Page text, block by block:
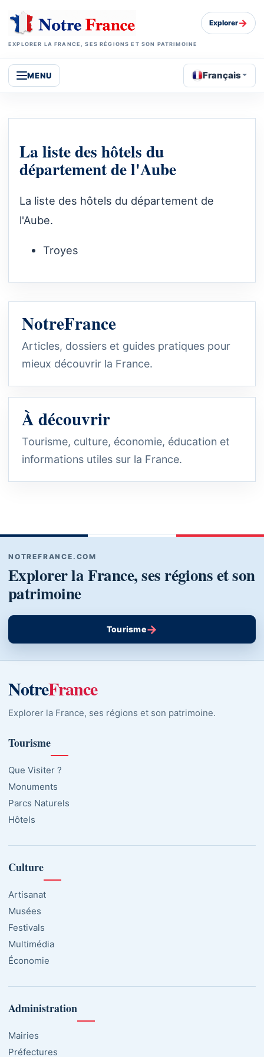
EXPLORER LA FRANCE, SES RÉGIONS ET SON PATRIMOINE
Explorer→
MENU Français
La liste des hôtels du
département de l'Aube
La liste des hôtels du département de
l'Aube.
Troyes
NotreFrance
Articles, dossiers et guides pratiques pour
mieux découvrir la France.
À découvrir
Tourisme, culture, économie, éducation et
informations utiles sur la France.
NOTREFRANCE.COM
Explorer la France, ses régions et son
patrimoine
Tourisme→
NotreFrance
Explorer la France, ses régions et son patrimoine.
Tourisme
Que Visiter ?
Monuments
Parcs Naturels
Hôtels
Culture
Artisanat
Musées
Festivals
Multimédia
Économie
Administration
Mairies
Préfectures